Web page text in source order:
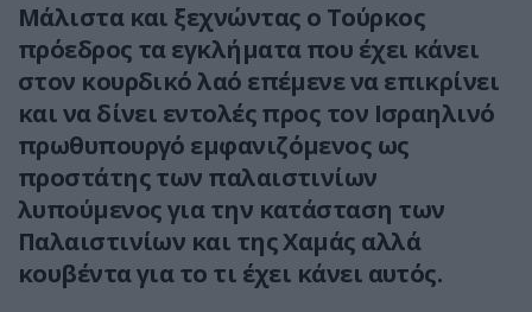
Μάλιστα και ξεχνώντας ο Τούρκος
πρόεδρος τα εγκλήματα που έχει κάνει
στον κουρδικό λαό επέμενε να επικρίνει
και να δίνει εντολές προς τον Ισραηλινό
πρωθυπουργό εμφανιζόμενος ως
προστάτης των παλαιστινίων
λυπούμενος για την κατάσταση των
Παλαιστινίων και της Χαμάς αλλά
κουβέντα για το τι έχει κάνει αυτός.